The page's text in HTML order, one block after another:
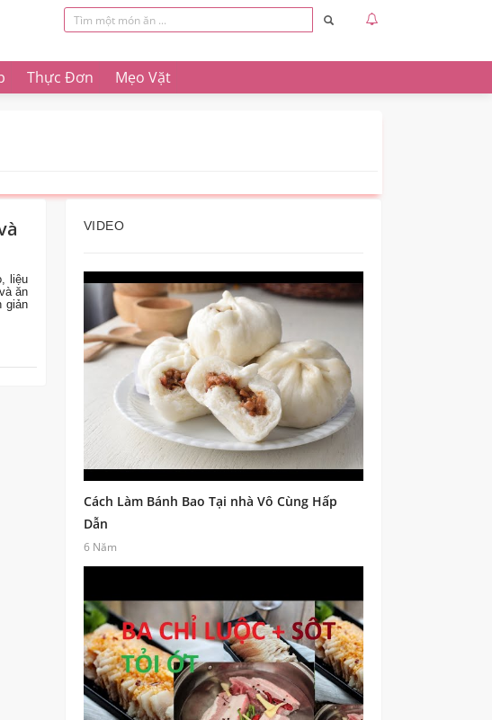
Thực Đơn Mẹo Vặt
liệu
ăn
giản
VIDEO
Cách Làm Bánh Bao Tại nhà Vô Cùng Hấp
Dẫn
6 Năm